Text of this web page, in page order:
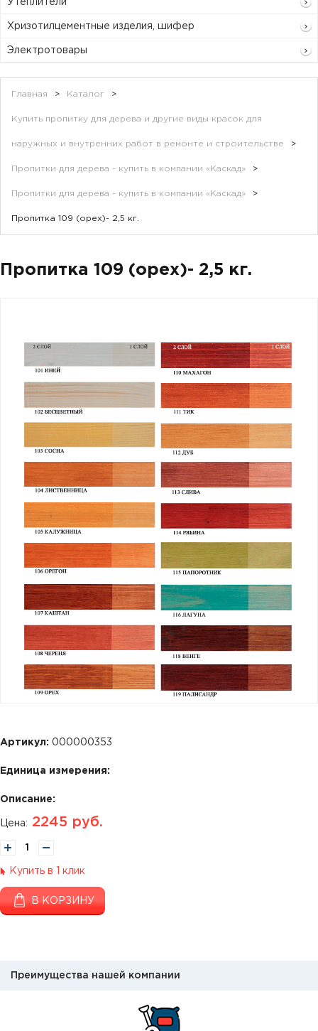
Утеплители
Хризотилцементные изделия, шифер
Электротовары
Главная > Каталог >
Купить пропитку для дерева и другие виды красок для
наружных и внутренних работ в ремонте и строительстве >
Пропитки для дерева - купить в компании «Каскад» >
Пропитки для дерева - купить в компании «Каскад» >
Пропитка 109 (орех)- 2,5 кг.
Пропитка 109 (орех)- 2,5 кг.
Артикул: 000000353
Единица измерения:
Описание:
Цена: 2245 руб.
Купить в 1 клик
В КОРЗИНУ
Преимущества нашей компании